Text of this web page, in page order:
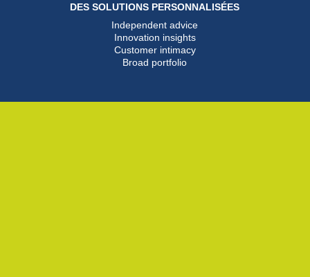
DES SOLUTIONS PERSONNALISÉES
Independent advice
Innovation insights
Customer intimacy
Broad portfolio